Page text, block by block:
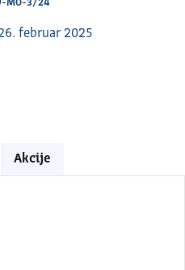
МО-3/24
februar 2025
Akcije